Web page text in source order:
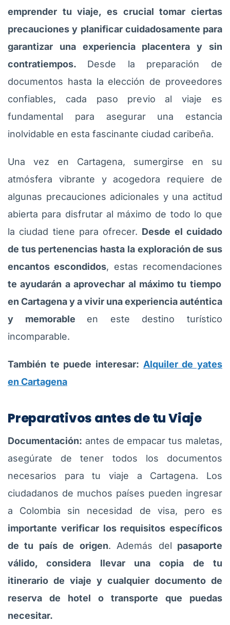
emprender tu viaje, es crucial tomar ciertas
precauciones y planificar cuidadosamente para
garantizar una experiencia placentera y sin
contratiempos. Desde la preparación de
documentos hasta la elección de proveedores
confiables, cada paso previo al viaje es
fundamental para asegurar una estancia
inolvidable en esta fascinante ciudad caribeña.
Una vez en Cartagena, sumergirse en su
atmósfera vibrante y acogedora requiere de
algunas precauciones adicionales y una actitud
abierta para disfrutar al máximo de todo lo que
la ciudad tiene para ofrecer. Desde el cuidado
de tus pertenencias hasta la exploración de sus
encantos escondidos, estas recomendaciones
te ayudarán a aprovechar al máximo tu tiempo
en Cartagena y a vivir una experiencia auténtica
y memorable en este destino turístico
incomparable.
También te puede interesar: Alquiler de yates
en Cartagena
Preparativos antes de tu Viaje
Documentación: antes de empacar tus maletas,
asegúrate de tener todos los documentos
necesarios para tu viaje a Cartagena. Los
ciudadanos de muchos países pueden ingresar
a Colombia sin necesidad de visa, pero es
importante verificar los requisitos específicos
de tu país de origen. Además del pasaporte
válido, considera llevar una copia de tu
itinerario de viaje y cualquier documento de
reserva de hotel o transporte que puedas
necesitar.